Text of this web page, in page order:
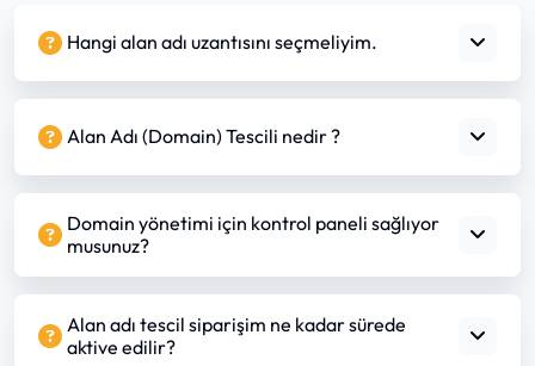
Hangi alan adı uzantısını seçmeliyim.
Alan Adı (Domain) Tescili nedir ?
Domain yönetimi için kontrol paneli sağlıyor
musunuz?
Alan adı tescil siparişim ne kadar sürede
aktive edilir?